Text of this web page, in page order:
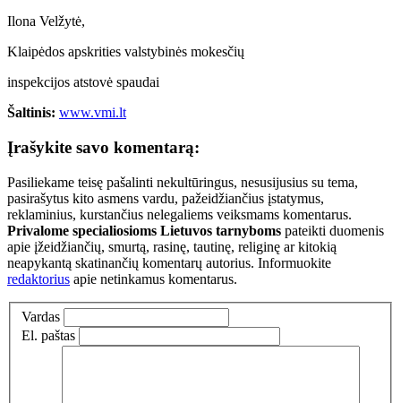
Ilona Velžytė,
Klaipėdos apskrities valstybinės mokesčių
inspekcijos atstovė spaudai
Šaltinis: www.vmi.lt
Įrašykite savo komentarą:
Pasiliekame teisę pašalinti nekultūringus, nesusijusius su tema,
pasirašytus kito asmens vardu, pažeidžiančius įstatymus,
reklaminius, kurstančius nelegaliems veiksmams komentarus.
Privalome specialiosioms Lietuvos tarnyboms pateikti duomenis
apie įžeidžiančių, smurtą, rasinę, tautinę, religinę ar kitokią
neapykantą skatinančių komentarų autorius. Informuokite
redaktorius apie netinkamus komentarus.
Vardas
El. paštas